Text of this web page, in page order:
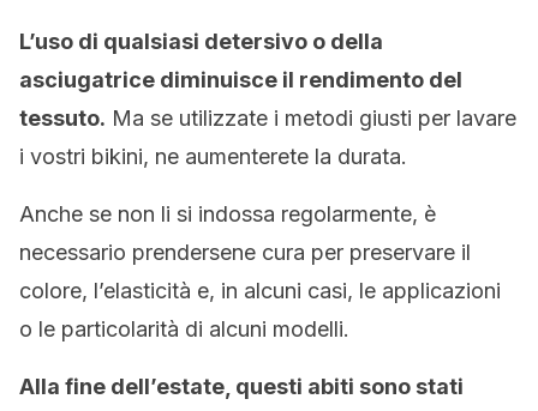
L’uso di qualsiasi detersivo o della
asciugatrice diminuisce il rendimento del
tessuto. Ma se utilizzate i metodi giusti per lavare
i vostri bikini, ne aumenterete la durata.
Anche se non li si indossa regolarmente, è
necessario prendersene cura per preservare il
colore, l’elasticità e, in alcuni casi, le applicazioni
o le particolarità di alcuni modelli.
Alla fine dell’estate, questi abiti sono stati